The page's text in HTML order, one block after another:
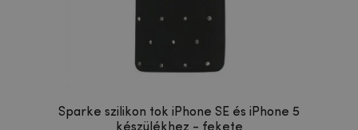
Sparke szilikon tok iPhone SE és iPhone 5